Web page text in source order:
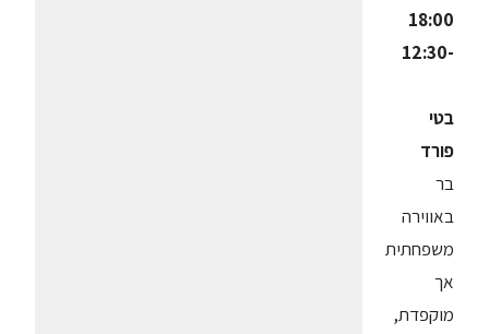
18:00
-12:30
בטי
פורד
בר
באווירה
משפחתית
אך
מוקפדת,